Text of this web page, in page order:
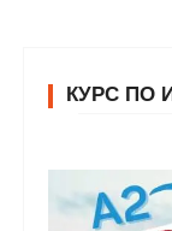
КУРС ПО